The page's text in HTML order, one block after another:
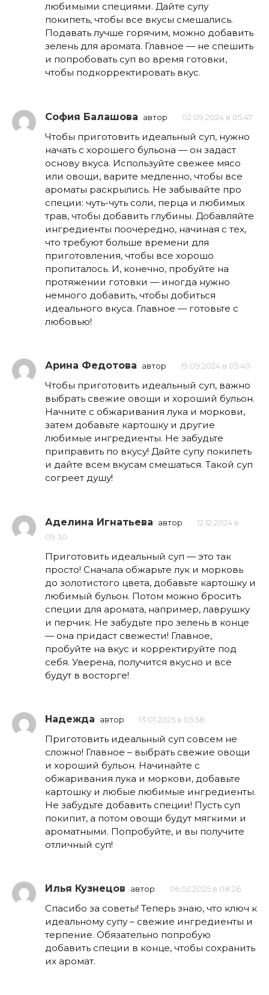
любимыми специями. Дайте супу
покипеть, чтобы все вкусы смешались.
Подавать лучше горячим, можно добавить
зелень для аромата. Главное — не спешить
и попробовать суп во время готовки,
чтобы подкорректировать вкус.
София Балашова автор 02.09.2024 в 05:47
Чтобы приготовить идеальный суп, нужно
начать с хорошего бульона — он задаст
основу вкуса. Используйте свежее мясо
или овощи, варите медленно, чтобы все
ароматы раскрылись. Не забывайте про
специи: чуть-чуть соли, перца и любимых
трав, чтобы добавить глубины. Добавляйте
ингредиенты поочередно, начиная с тех,
что требуют больше времени для
приготовления, чтобы все хорошо
пропиталось. И, конечно, пробуйте на
протяжении готовки — иногда нужно
немного добавить, чтобы добиться
идеального вкуса. Главное — готовьте с
любовью!
Арина Федотова автор 19.09.2024 в 05:40
Чтобы приготовить идеальный суп, важно
выбрать свежие овощи и хороший бульон.
Начните с обжаривания лука и моркови,
затем добавьте картошку и другие
любимые ингредиенты. Не забудьте
приправить по вкусу! Дайте супу покипеть
и дайте всем вкусам смешаться. Такой суп
согреет душу!
Аделина Игнатьева автор
12.12.2024 в
09:30
Приготовить идеальный суп — это так
просто! Сначала обжарьте лук и морковь
до золотистого цвета, добавьте картошку и
любимый бульон. Потом можно бросить
специи для аромата, например, лаврушку
и перчик. Не забудьте про зелень в конце
— она придаст свежести! Главное,
пробуйте на вкус и корректируйте под
себя. Уверена, получится вкусно и все
будут в восторге!
Надежда автор 13.01.2025 в 05:58
Приготовить идеальный суп совсем не
сложно! Главное – выбрать свежие овощи
и хороший бульон. Начинайте с
обжаривания лука и моркови, добавьте
картошку и любые любимые ингредиенты.
Не забудьте добавить специи! Пусть суп
покипит, а потом овощи будут мягкими и
ароматными. Попробуйте, и вы получите
отличный суп!
Илья Кузнецов автор 06.02.2025 в 08:26
Спасибо за советы! Теперь знаю, что ключ к
идеальному супу – свежие ингредиенты и
терпение. Обязательно попробую
добавить специи в конце, чтобы сохранить
их аромат.